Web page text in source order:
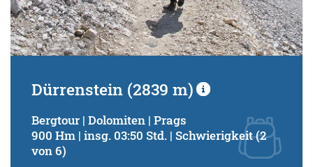
Dürrenstein (2839 m)
Bergtour | Dolomiten | Prags
900 Hm | insg. 03:50 Std. | Schwierigkeit (2
von 6)